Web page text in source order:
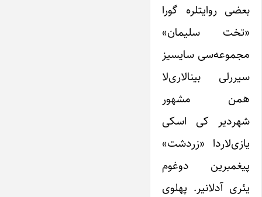
بعضی روایتلره گورا
«تخت سلیمان»
مجموعه‌سی سایسیز
‌سیررلی بینالاری‌لا
همن مشهور
شهردیر کی اسکی
یازی‌لاردا «زردشت»
پیغمبرین دوغوم
یئری آدلانیر. پهلوی